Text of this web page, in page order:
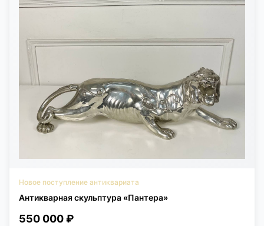
Новое поступление антиквариата
Антикварная скульптура «Пантера»
550 000 ₽